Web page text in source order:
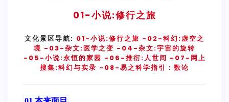
01-小说:修行之旅
文化景区导航: 01-小说:修行之旅 -02-科幻:虚空之
境 -03-杂文:医学之变 -04-杂文:宇宙的旋转
-05-小说:永恒的家园 -06-推衍:人世间 -07-网上
搜集:科幻与实录 -08-易之科学指引：数论